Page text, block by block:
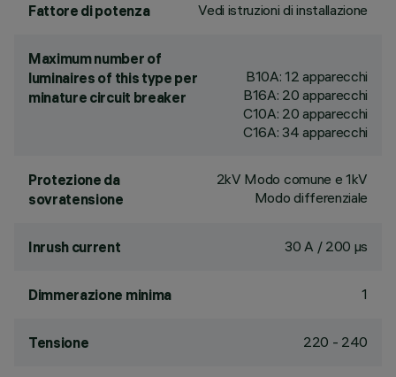
Fattore di potenza Vedi istruzioni di installazione
Maximum number of
luminaires of this type per
minature circuit breaker
B10A: 12 apparecchi
B16A: 20 apparecchi
C10A: 20 apparecchi
C16A: 34 apparecchi
Protezione da
sovratensione
2kV Modo comune e 1kV
Modo differenziale
Inrush current 30 A / 200 µs
Dimmerazione minima 1
Tensione 220 - 240